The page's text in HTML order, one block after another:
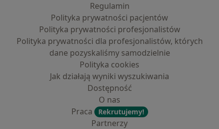
Regulamin
Polityka prywatności pacjentów
Polityka prywatności profesjonalistów
Polityka prywatności dla profesjonalistów, których
dane pozyskaliśmy samodzielnie
Polityka cookies
Jak działają wyniki wyszukiwania
Dostępność
O nas
Praca
Rekrutujemy!
Partnerzy